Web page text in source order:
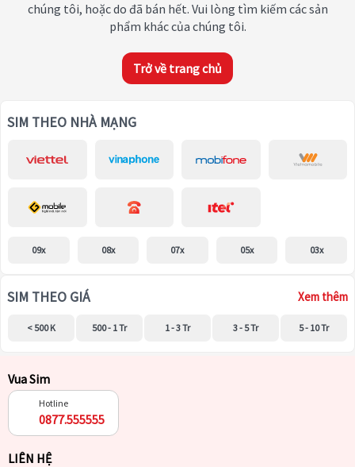
chúng tôi, hoặc do đã bán hết. Vui lòng tìm kiếm các sản
phẩm khác của chúng tôi.
Trở về trang chủ
SIM THEO NHÀ MẠNG
09x 08x 07x 05x 03x
SIM THEO GIÁ Xem thêm
< 500 K 500 - 1 Tr 1 - 3 Tr 3 - 5 Tr 5 - 10 Tr
Vua Sim
Hotline
0877.555555
LIÊN HỆ